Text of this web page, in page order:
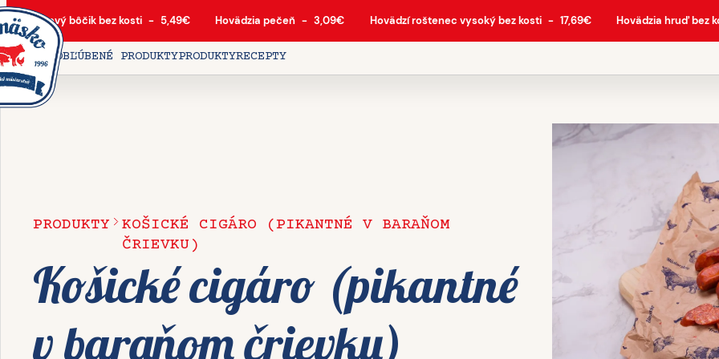
Bravčový bôčik bez kosti - 5,49€ Hovädzia pečeň - 3,09€ Hovädzí roštenec vysoký bez kosti - 17,69€ Hovädzia hruď bez
DOMOVOBĽÚBENÉ PRODUKTYPRODUKTYRECEPTY
PRODUKTY
KOŠICKÉ CIGÁRO (PIKANTNÉ V BARAŇOM
ČRIEVKU)
Košické cigáro (pikantné
v baraňom črievku)